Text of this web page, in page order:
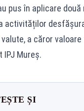
pus în aplicare
activităților
a căror
IPJ Mureș.
ȘI